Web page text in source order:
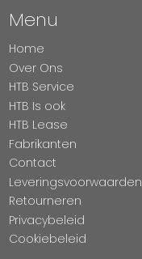
Menu
Home
Over Ons
HTB Service
HTB Is ook
HTB Lease
Fabrikanten
Contact
Leveringsvoorwaarden
Retourneren
Privacybeleid
Cookiebeleid